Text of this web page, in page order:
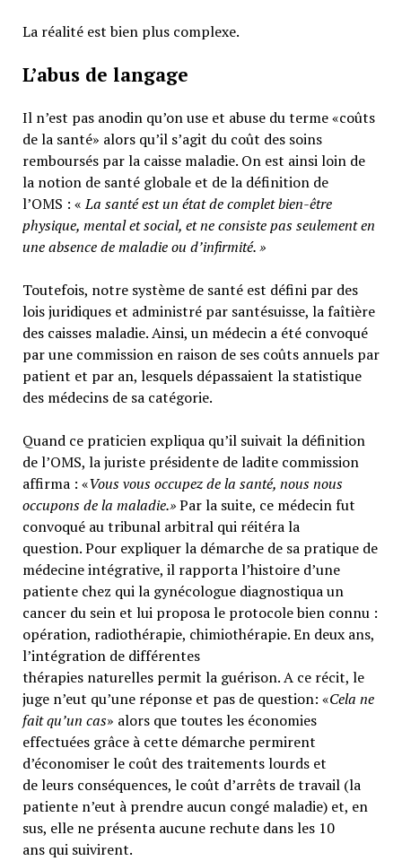
La réalité est bien plus complexe.
L’abus de langage
Il n’est pas anodin qu’on use et abuse du terme «coûts
de la santé» alors qu’il s’agit du coût des soins
remboursés par la caisse maladie. On est ainsi loin de
la notion de santé globale et de la définition de
l’OMS : «La santé est un état de complet bien-être
physique, mental et social, et ne consiste pas seulement en
une absence de maladie ou d’infirmité.»
Toutefois, notre système de santé est défini par des
lois juridiques et administré par santésuisse, la faîtière
des caisses maladie. Ainsi, un médecin a été convoqué
par une commission en raison de ses coûts annuels par
patient et par an, lesquels dépassaient la statistique
des médecins de sa catégorie.
Quand ce praticien expliqua qu’il suivait la définition
de l’OMS, la juriste présidente de ladite commission
affirma : «Vous vous occupez de la santé, nous nous
occupons de la maladie.»Par la suite, ce médecin fut
convoqué au tribunal arbitral qui réitéra la
question. Pour expliquer la démarche de sa pratique de
médecine intégrative, il rapporta l’histoire d’une
patiente chez qui la gynécologue diagnostiqua un
cancer du sein et lui proposa le protocole bien connu :
opération, radiothérapie, chimiothérapie. En deux ans,
l’intégration de différentes
thérapies naturelles permit la guérison. A ce récit, le
juge n’eut qu’une réponse et pas de question: «Cela ne
fait qu’un cas» alors que toutes les économies
effectuées grâce à cette démarche permirent
d’économiser le coût des traitements lourds et
de leurs conséquences, le coût d’arrêts de travail (la
patiente n’eut à prendre aucun congé maladie) et, en
sus, elle ne présenta aucune rechute dans les 10
ans qui suivirent.